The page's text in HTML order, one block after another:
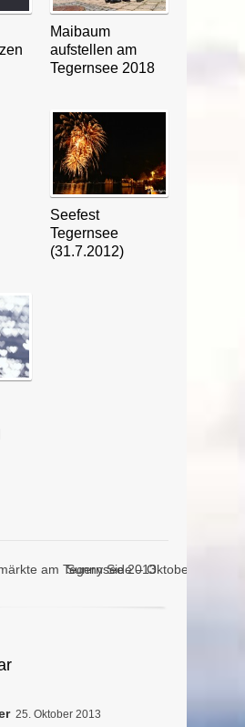
Maibaum
aufstellen am
Tegernsee 2018
Seefest
Tegernsee
(31.7.2012)
am Tegernsee 2013
Sunny Side – Oktober am
25. Oktober 2013